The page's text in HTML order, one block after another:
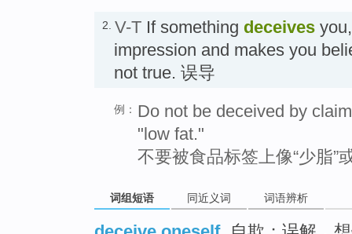
2. V-T If something deceives
impression and makes you
not true. 误导
例： Do not be deceived by
"low fat."
不要被食品标签上像“少脂”
词组短语 同近义词 词语辨析